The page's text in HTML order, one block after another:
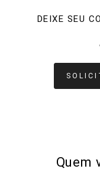
DEIXE SEU
Quem